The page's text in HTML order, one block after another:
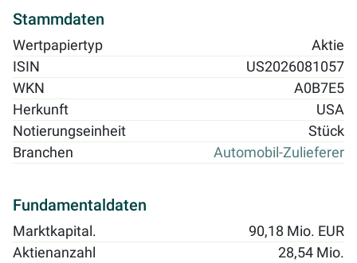
Stammdaten
Wertpapiertyp
Aktie
ISIN
US2026081057
WKN
A0B7E5
Herkunft
USA
Notierungseinheit
Stück
Branchen
Automobil-Zulieferer
Fundamentaldaten
Marktkapital.
90,18 Mio. EUR
Aktienanzahl
28,54 Mio.